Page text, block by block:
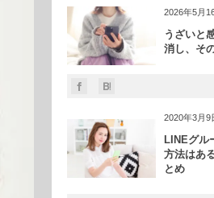
2026年5月
うざいと
消し、そ
2020年3月9
LINEグル
方法はあ
とめ